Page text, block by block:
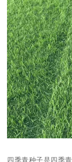
四季青种子是四季